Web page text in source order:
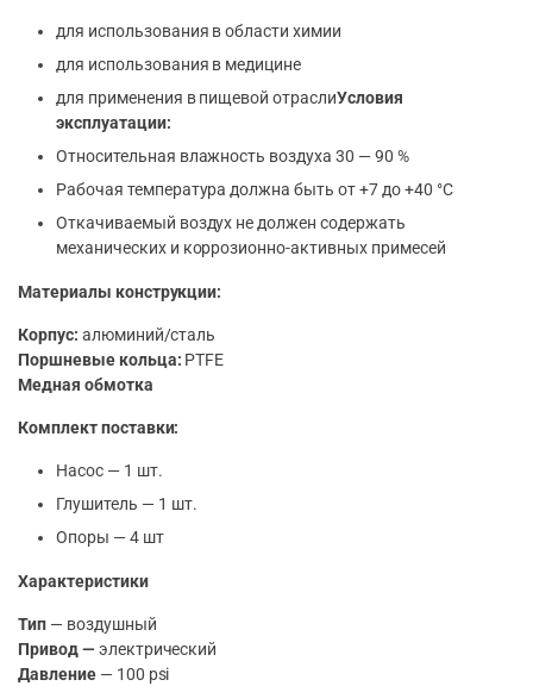
для использования в области химии
для использования в медицине
для применения в пищевой отраслиУсловия
эксплуатации:
Относительная влажность воздуха 30 — 90 %
Рабочая температура должна быть от +7 до +40 °C
Откачиваемый воздух не должен содержать
механических и коррозионно-активных примесей
Материалы конструкции:
Корпус: алюминий/сталь
Поршневые кольца: PTFE
Медная обмотка
Комплект поставки:
Насос — 1 шт.
Глушитель — 1 шт.
Опоры — 4 шт
Характеристики
Тип— воздушный
Привод —электрический
Давление— 100 psi